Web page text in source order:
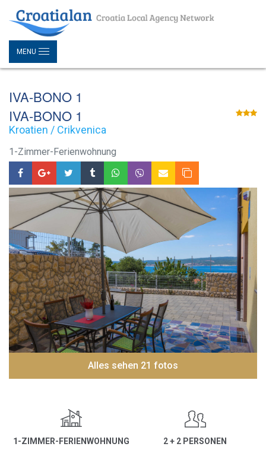
MENU
IVA-BONO 1
IVA-BONO 1
Kroatien / Crikvenica
1-Zimmer-Ferienwohnung
Alles sehen 21 fotos
1-ZIMMER-FERIENWOHNUNG 2 + 2 PERSONEN